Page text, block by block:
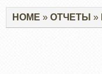
Строка
навигации
HOME ОТЧЕТЫ